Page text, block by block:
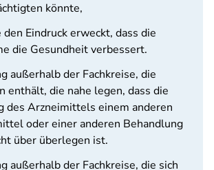
könnte,
den Eindruck erweckt, dass die
die Gesundheit verbessert.
außerhalb der Fachkreise, die
enthält, die nahe legen, dass die
des Arzneimittels einem anderen
oder einer anderen Behandlung
über überlegen ist.
außerhalb der Fachkreise, die sich